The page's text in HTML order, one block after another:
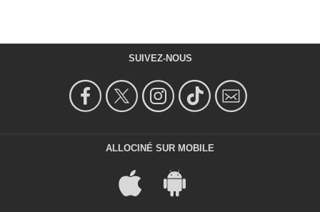
SUIVEZ-NOUS
ALLOCINÉ SUR MOBILE